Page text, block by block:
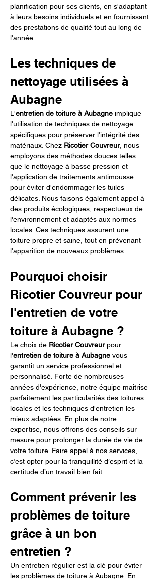
planification pour ses clients, en s'adaptant
à leurs besoins individuels et en fournissant
des prestations de qualité tout au long de
l'année.
Les techniques de
nettoyage utilisées à
Aubagne
L'entretien de toiture à Aubagne implique
l'utilisation de techniques de nettoyage
spécifiques pour préserver l'intégrité des
matériaux. Chez Ricotier Couvreur, nous
employons des méthodes douces telles
que le nettoyage à basse pression et
l'application de traitements antimousse
pour éviter d'endommager les tuiles
délicates. Nous faisons également appel à
des produits écologiques, respectueux de
l'environnement et adaptés aux normes
locales. Ces techniques assurent une
toiture propre et saine, tout en prévenant
l'apparition de nouveaux problèmes.
Pourquoi choisir
Ricotier Couvreur pour
l'entretien de votre
toiture à Aubagne ?
Le choix de Ricotier Couvreur pour
l'entretien de toiture à Aubagne vous
garantit un service professionnel et
personnalisé. Forte de nombreuses
années d'expérience, notre équipe maîtrise
parfaitement les particularités des toitures
locales et les techniques d'entretien les
mieux adaptées. En plus de notre
expertise, nous offrons des conseils sur
mesure pour prolonger la durée de vie de
votre toiture. Faire appel à nos services,
c’est opter pour la tranquillité d’esprit et la
certitude d’un travail bien fait.
Comment prévenir les
problèmes de toiture
grâce à un bon
entretien ?
Un entretien régulier est la clé pour éviter
les problèmes de toiture à Aubagne. En